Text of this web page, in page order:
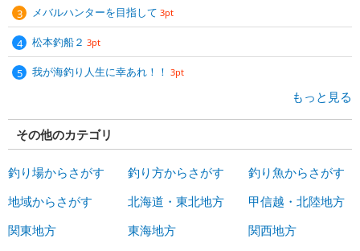
メバルハンターを目指して 3pt
松本釣船２ 3pt
我が海釣り人生に幸あれ！！ 3pt
もっと見る
その他のカテゴリ
釣り場からさがす 釣り方からさがす
釣り魚からさがす
地域からさがす
北海道・東北地方
甲信越・北陸地方
関東地方
東海地方 関西地方